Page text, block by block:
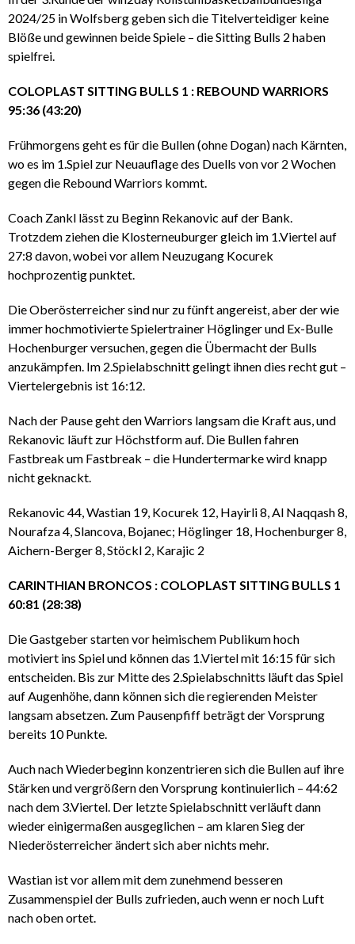
2024/25 in Wolfsberg geben sich die Titelverteidiger keine
Blöße und gewinnen beide Spiele – die Sitting Bulls 2 haben
spielfrei.
COLOPLAST SITTING BULLS 1 : REBOUND WARRIORS
95:36 (43:20)
Frühmorgens geht es für die Bullen (ohne Dogan) nach Kärnten,
wo es im 1.Spiel zur Neuauflage des Duells von vor 2 Wochen
gegen die Rebound Warriors kommt.
Coach Zankl lässt zu Beginn Rekanovic auf der Bank.
Trotzdem ziehen die Klosterneuburger gleich im 1.Viertel auf
27:8 davon, wobei vor allem Neuzugang Kocurek
hochprozentig punktet.
Die Oberösterreicher sind nur zu fünft angereist, aber der wie
immer hochmotivierte Spielertrainer Höglinger und Ex-Bulle
Hochenburger versuchen, gegen die Übermacht der Bulls
anzukämpfen. Im 2.Spielabschnitt gelingt ihnen dies recht gut –
Viertelergebnis ist 16:12.
Nach der Pause geht den Warriors langsam die Kraft aus, und
Rekanovic läuft zur Höchstform auf. Die Bullen fahren
Fastbreak um Fastbreak – die Hundertermarke wird knapp
nicht geknackt.
Rekanovic 44, Wastian 19, Kocurek 12, Hayirli 8, Al Naqqash 8,
Nourafza 4, Slancova, Bojanec; Höglinger 18, Hochenburger 8,
Aichern-Berger 8, Stöckl 2, Karajic 2
CARINTHIAN BRONCOS : COLOPLAST SITTING BULLS 1
60:81 (28:38)
Die Gastgeber starten vor heimischem Publikum hoch
motiviert ins Spiel und können das 1.Viertel mit 16:15 für sich
entscheiden. Bis zur Mitte des 2.Spielabschnitts läuft das Spiel
auf Augenhöhe, dann können sich die regierenden Meister
langsam absetzen. Zum Pausenpfiff beträgt der Vorsprung
bereits 10 Punkte.
Auch nach Wiederbeginn konzentrieren sich die Bullen auf ihre
Stärken und vergrößern den Vorsprung kontinuierlich – 44:62
nach dem 3.Viertel. Der letzte Spielabschnitt verläuft dann
wieder einigermaßen ausgeglichen – am klaren Sieg der
Niederösterreicher ändert sich aber nichts mehr.
Wastian ist vor allem mit dem zunehmend besseren
Zusammenspiel der Bulls zufrieden, auch wenn er noch Luft
nach oben ortet.